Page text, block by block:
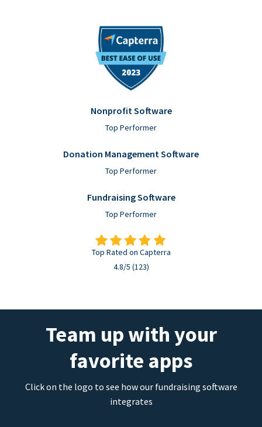
Nonprofit Software
Top Performer
Donation Management Software
Top Performer
Fundraising Software
Top Performer
Top Rated on Capterra
4.8/5 (123)
Team up with your
favorite apps
Click on the logo to see how our fundraising software
integrates